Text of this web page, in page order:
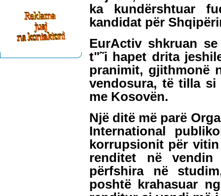
ka kundërshtuar
kandidat për
EurActiv shkruan
t"˜i hapet drita
pranimit, gjithmonë
vendosura, të tilla si
me Kosovën.
Një ditë më parë
International
korrupsionit për
renditet në
përfshira në
poshtë krahasuar